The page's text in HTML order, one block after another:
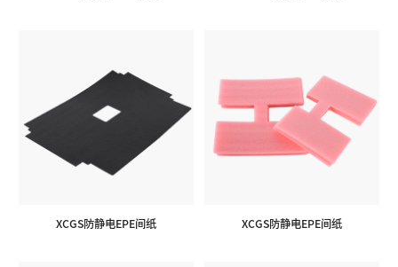
XCGS防静电EPE间纸 XCGS防静电EPE间纸